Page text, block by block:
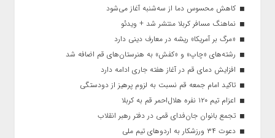
کاهش محسوس دما از سه‌شنبه آغاز می‌شود
نماهنگ مسافر کربلا منتشر شد + ویدئو
«مرگ بر آمریکا» ریشه در معارف دینی دارد
رشته‌های «چاپ» و «کفش» به هنرستان‌های قم اضافه شد
افزایش دمای قم در آغاز هفته جاری ادامه دارد
تاکید امام جمعه قم نسبت به لزوم پرهیز از دودستگی
اعزام تیم ۱۲۰ نفره هلال‌احمر قم به کربلا
تجمع بانوان جان‌فدای قمی در دفتر رهبر انقلاب
دعوت ۳۴ ورزشکار به اردوهای تیم ملی